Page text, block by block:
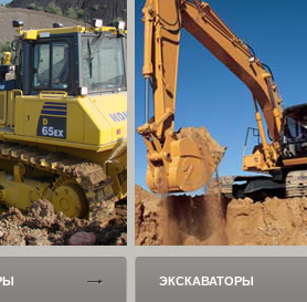
ЭКСКАВАТОРЫ